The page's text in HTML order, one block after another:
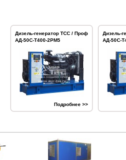
Дизель-генератор ТСС / Проф
АД-50С-Т400-2РМ5
Подробнее >>
Дизель-
АД-50С-